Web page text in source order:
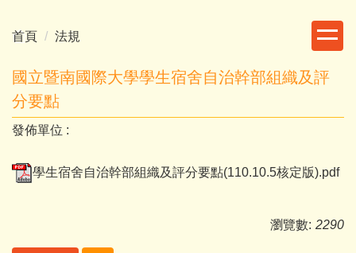
到
要
內
容
區
首頁 法規
國立暨南國際大學學生宿舍自治幹部組織及評
分要點
發佈單位 :
學生宿舍自治幹部組織及評分要點(110.10.5核定版).pdf
瀏覽數: 2290